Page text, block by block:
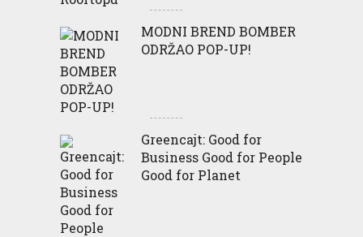
MODNI BREND BOMBER
ODRŽAO POP-UP!
Greencajt: Good for
Business Good for People
Good for Planet